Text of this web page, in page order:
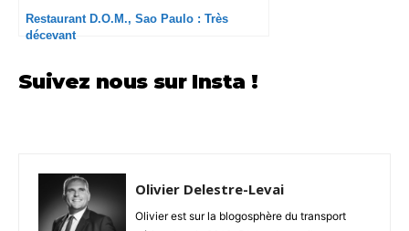
Restaurant D.O.M., Sao Paulo : Très
décevant
Suivez nous sur Insta !
Olivier Delestre-Levai
Olivier est sur la blogosphère du transport